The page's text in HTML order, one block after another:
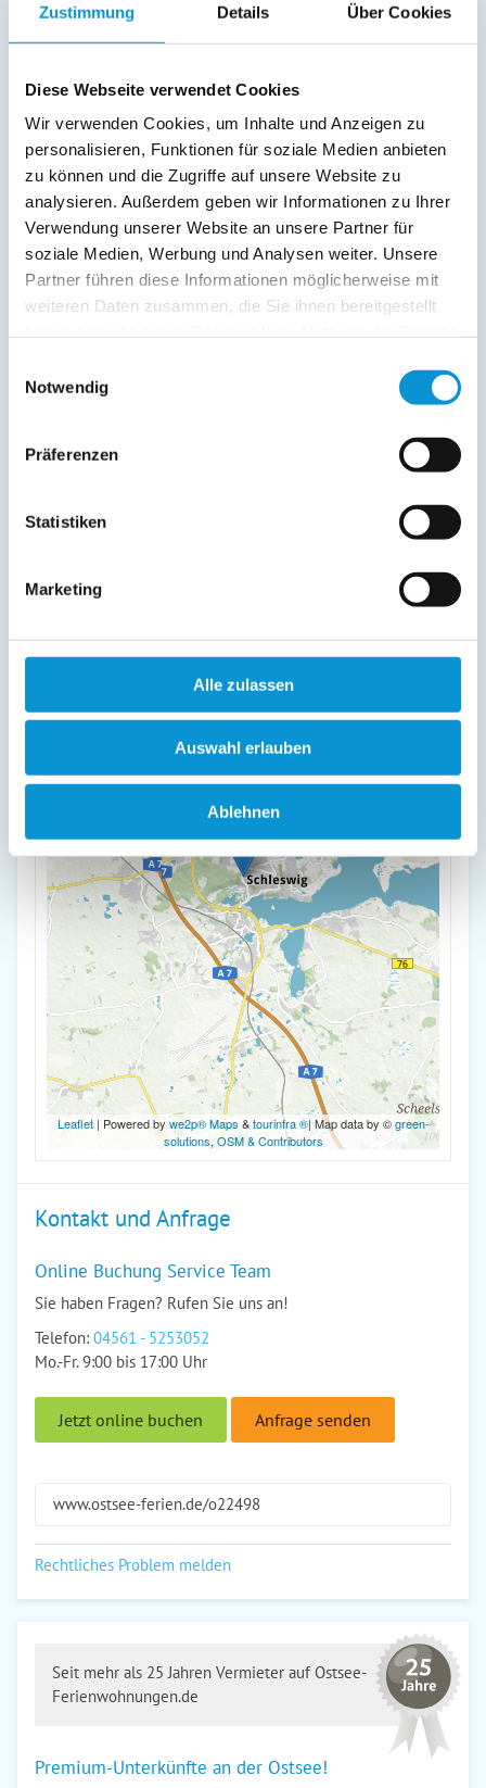
Zustimmung Details Über Cookies
Diese Webseite verwendet Cookies
Wir verwenden Cookies, um Inhalte und Anzeigen zu
personalisieren, Funktionen für soziale Medien anbieten
zu können und die Zugriffe auf unsere Website zu
analysieren. Außerdem geben wir Informationen zu Ihrer
Verwendung unserer Website an unsere Partner für
soziale Medien, Werbung und Analysen weiter. Unsere
Partner führen diese Informationen möglicherweise mit
weiteren Daten zusammen, die Sie ihnen bereitgestellt
Notwendig
Präferenzen
Statistiken
Marketing
Alle zulassen
Auswahl erlauben
Ablehnen
Service:
Bettwäsche inkl.
Verpflegung:
Beschreibung
Charmante Dachgeschosswohnung in zentraler Lage Kleine,
stilvolle Ferienwohnung mit Küche, Bad, Schlafzimmer mit
Einzelbett und Schlafsofa für 2 -3 Personen. Perfekt für
weiterlesen
Lage & Adresse des Objektes
Ferienwohnung Gesa Timm
+
Leaflet| Powered bywe2p® Maps &tourinfra ®| Map data by ©green-
solutions, OSM & Contributors
Kontakt und Anfrage
Online Buchung Service Team
Sie haben Fragen? Rufen Sie uns an!
Telefon: 04561 - 5253052
Mo.-Fr. 9:00 bis 17:00 Uhr
Jetzt online buchen Anfrage senden
www.ostsee-ferien.de/o22498
Rechtliches Problem melden
Seit mehr als 25 Jahren Vermieter auf Ostsee-
Ferienwohnungen.de
Premium-Unterkünfte an der Ostsee!